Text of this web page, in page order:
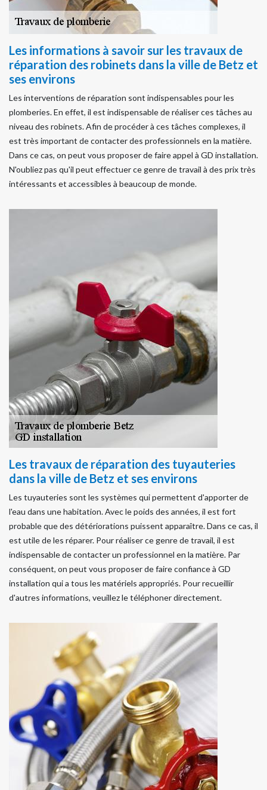
Les informations à savoir sur les travaux de
réparation des robinets dans la ville de Betz et
ses environs
Les interventions de réparation sont indispensables pour les
plomberies. En effet, il est indispensable de réaliser ces tâches au
niveau des robinets. Afin de procéder à ces tâches complexes, il
est très important de contacter des professionnels en la matière.
Dans ce cas, on peut vous proposer de faire appel à GD installation.
N'oubliez pas qu'il peut effectuer ce genre de travail à des prix très
intéressants et accessibles à beaucoup de monde.
Les travaux de réparation des tuyauteries
dans la ville de Betz et ses environs
Les tuyauteries sont les systèmes qui permettent d'apporter de
l'eau dans une habitation. Avec le poids des années, il est fort
probable que des détériorations puissent apparaître. Dans ce cas, il
est utile de les réparer. Pour réaliser ce genre de travail, il est
indispensable de contacter un professionnel en la matière. Par
conséquent, on peut vous proposer de faire confiance à GD
installation qui a tous les matériels appropriés. Pour recueillir
d'autres informations, veuillez le téléphoner directement.